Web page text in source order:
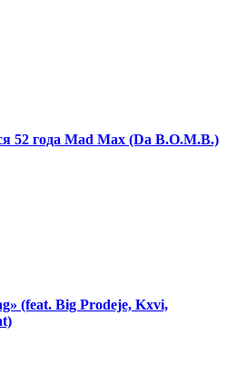
52 года Mad Max (Da B.O.M.B.)
(feat. Big Prodeje, Kxvi,